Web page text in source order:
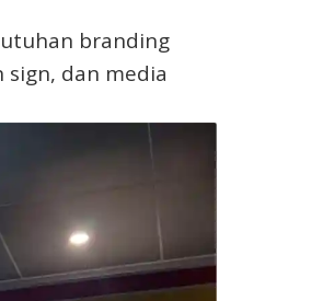
branding
dan media